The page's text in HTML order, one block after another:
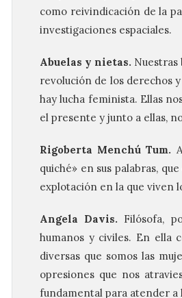
como reivindicación de la
investigaciones espaciales.
Abuelas y nietas. Nuestras
revolución de los derechos
hay lucha feminista. Ellas
el presente y junto a ellas,
Rigoberta Menchú Tum.
quiché» en sus palabras,
explotación en la que viven
Angela Davis. Filósofa,
humanos y civiles. En ella
diversas que somos las
opresiones que nos
fundamental para atender a